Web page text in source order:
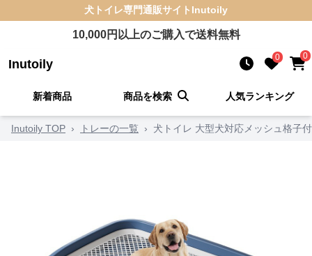
犬トイレ専門通販サイト Inutoily
10,000円以上のご購入で送料無料
Inutoily 0 0
新着商品 商品を検索 人気ランキング
Inutoily TOP › トレーの一覧 › 犬トイレ 大型犬対応メッシュ格子